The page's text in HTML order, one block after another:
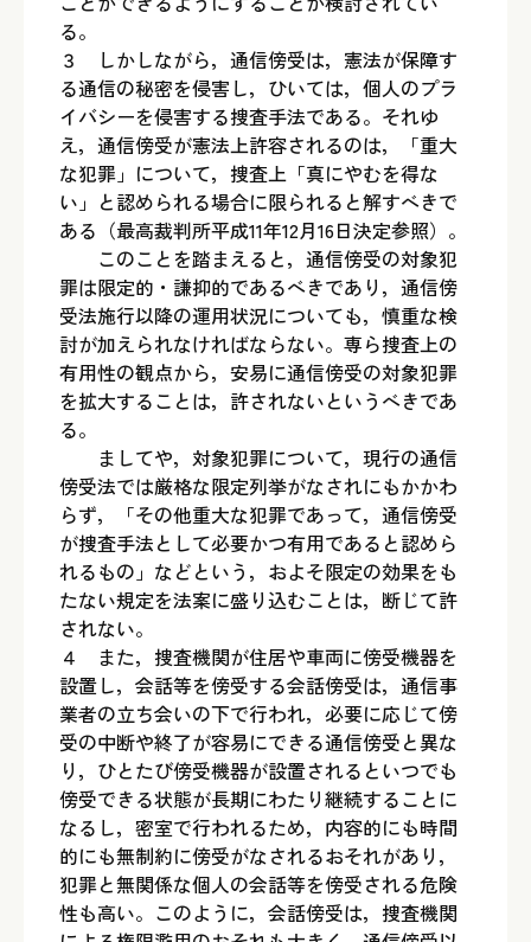
る。
３ しかしながら，通信傍受は，憲法が保障す
る通信の秘密を侵害し，ひいては，個人のプラ
イバシーを侵害する捜査手法である。それゆ
え，通信傍受が憲法上許容されるのは，「重大
な犯罪」について，捜査上「真にやむを得な
い」と認められる場合に限られると解すべきで
ある（最高裁判所平成11年12月16日決定参照）。
このことを踏まえると，通信傍受の対象犯
罪は限定的・謙抑的であるべきであり，通信傍
受法施行以降の運用状況についても，慎重な検
討が加えられなければならない。専ら捜査上の
有用性の観点から，安易に通信傍受の対象犯罪
を拡大することは，許されないというべきであ
る。
ましてや，対象犯罪について，現行の通信
傍受法では厳格な限定列挙がなされにもかかわ
らず，「その他重大な犯罪であって，通信傍受
が捜査手法として必要かつ有用であると認めら
れるもの」などという，およそ限定の効果をも
たない規定を法案に盛り込むことは，断じて許
されない。
４ また，捜査機関が住居や車両に傍受機器を
設置し，会話等を傍受する会話傍受は，通信事
業者の立ち会いの下で行われ，必要に応じて傍
受の中断や終了が容易にできる通信傍受と異な
り，ひとたび傍受機器が設置されるといつでも
傍受できる状態が長期にわたり継続することに
なるし，密室で行われるため，内容的にも時間
的にも無制約に傍受がなされるおそれがあり，
犯罪と無関係な個人の会話等を傍受される危険
性も高い。このように，会話傍受は，捜査機関